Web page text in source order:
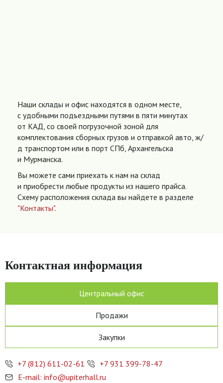
Наши склады и офис находятся в одном месте,
с удобными подъездными путями в пяти минутах
от КАД, со своей погрузочной зоной для
комплектования сборных грузов и отправкой авто, ж/
д транспортом или в порт СПб, Архангельска
и Мурманска.
Вы можете сами приехать к нам на склад
и приобрести любые продукты из нашего прайса.
Схему расположения склада вы найдете в разделе
"Контакты".
Контактная информация
Центральный офис
Продажи
Закупки
+7 (812) 611-02-61
+7 931 399-78-47
E-mail: info@upiterhall.ru